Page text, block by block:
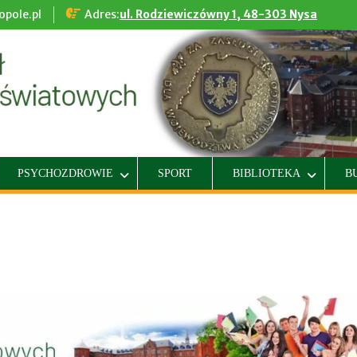
Adres:ul. Rodziewiczówny 1, 48-303 Nysa
PSYCHOZDROWIE SPORT BIBLIOTEKA